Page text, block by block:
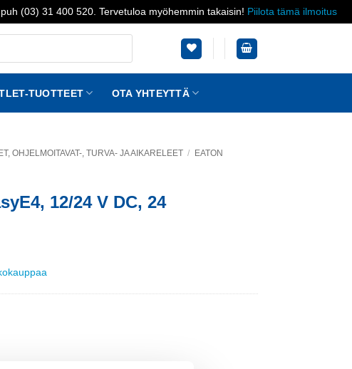
(03) 31 400 520. Tervetuloa myöhemmin takaisin! Piilota tämä ilmoitus
TUOTTEET OTA YHTEYTTÄ
OHJELMOITAVAT-, TURVA- JA AIKARELEET / EATON
12/24 V DC, 24